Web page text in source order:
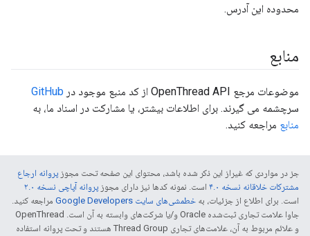
محدوده این آدرس.
منابع
موضوعات مرجع OpenThread API از کد منبع موجود در
GitHub
سرچشمه می گیرند. برای اطلاعات بیشتر، یا مشارکت در اسناد ما، به
منابع مراجعه کنید.
جز در مواردی که غیراز این ذکر شده باشد، محتوای این صفحه تحت مجوز پروانه ارجاع
مشترکات خلاقانه نسخه ۴.۰
است. نمونه کدها نیز دارای مجوز پروانه آپاچی نسخه ۲.۰
است. برای اطلاع از جزئیات، به خطمشی‌های سایت Google Developers‏
مراجعه کنید.
جاوا علامت تجاری ثبت‌شده Oracle و/یا شرکت‌های وابسته به آن است. ‫OpenThread
و علائم مربوط به آن، علامت‌های تجاری Thread Group هستند و تحت پروانه استفاده